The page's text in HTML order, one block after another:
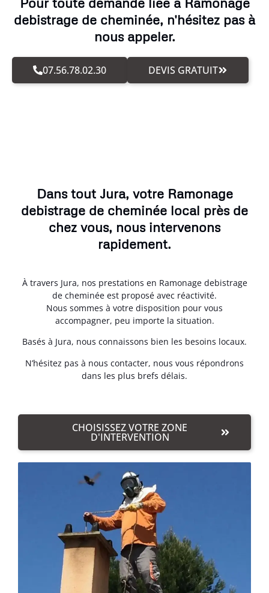
debistrage de cheminée, n'hésitez pas à
nous appeler.
07.56.78.02.30 DEVIS GRATUIT
Dans tout Jura, votre Ramonage
debistrage de cheminée local près de
chez vous, nous intervenons
rapidement.
À travers Jura, nos prestations en Ramonage debistrage
de cheminée est proposé avec réactivité.
Nous sommes à votre disposition pour vous
accompagner, peu importe la situation.
Basés à Jura, nous connaissons bien les besoins locaux.
N’hésitez pas à nous contacter, nous vous répondrons
dans les plus brefs délais.
CHOISISSEZ VOTRE ZONE
D'INTERVENTION